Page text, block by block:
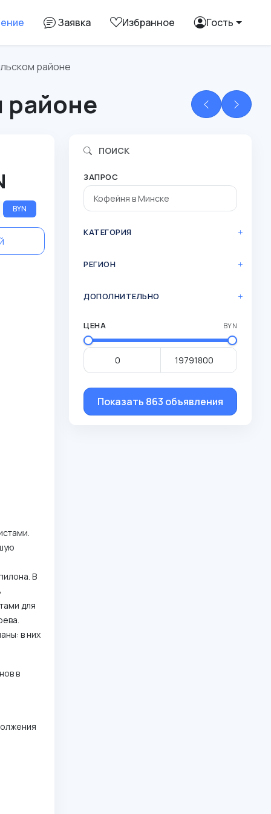
Заявка Избранное Гость
районе
районе
ЗАПРОС
КАТЕГОРИЯ
РЕГИОН
ДОПОЛНИТЕЛЬНО
ЦЕНА BYN
Показать 863 объявления
ПОИСК
BYN
В
для
в них
в